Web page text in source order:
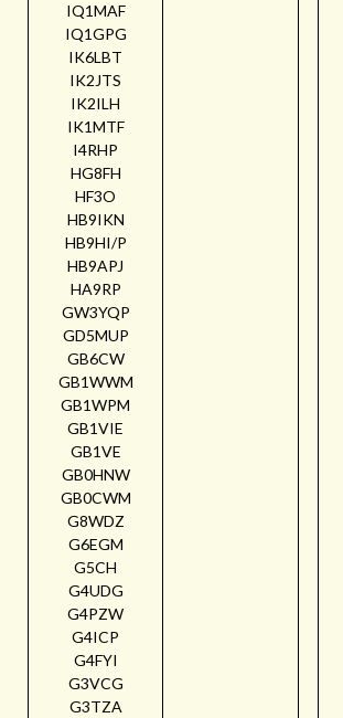
IQ1MAF
IQ1GPG
IK6LBT
IK2JTS
IK2ILH
IK1MTF
I4RHP
HG8FH
HF3O
HB9IKN
HB9HI/P
HB9APJ
HA9RP
GW3YQP
GD5MUP
GB6CW
GB1WWM
GB1WPM
GB1VIE
GB1VE
GB0HNW
GB0CWM
G8WDZ
G6EGM
G5CH
G4UDG
G4PZW
G4ICP
G4FYI
G3VCG
G3TZA